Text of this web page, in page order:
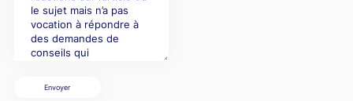
Envoyer